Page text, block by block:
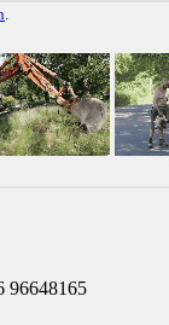
.
96648165